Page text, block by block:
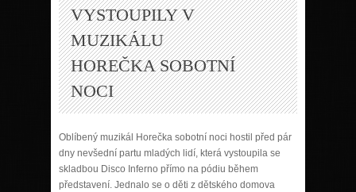
VYSTOUPILY V
MUZIKÁLU
HOREČKA SOBOTNÍ
NOCI
Oblíbený muzikál Horečka sobotní noci hostil před pár
dny nevšední partu mladých lidí, která vystoupila se
skladbou Disco Inferno přímo na pódiu během
představení. Jednalo se o děti z dětského domova